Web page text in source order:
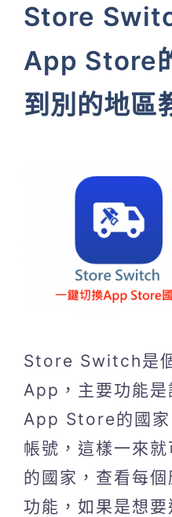
Store
App Store
到別的地區
Store Switch是
App，主要功能是
App Store的國家
帳號，這樣一來就
的國家，查看每
功能，如果是想